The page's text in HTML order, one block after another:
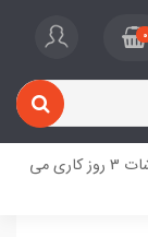
0
زمان آماده سازی سفارشات 3 روز کاری می